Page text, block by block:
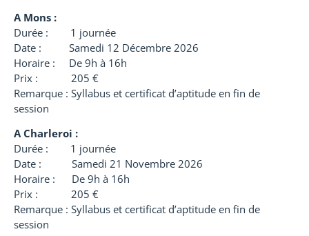
A Mons :
Durée : 1 journée
Date : Samedi 12 Décembre 2026
Horaire : De 9h à 16h
Prix : 205 €
Remarque : Syllabus et certificat d’aptitude en fin de
session
A Charleroi :
Durée : 1 journée
Date : Samedi 21 Novembre 2026
Horaire : De 9h à 16h
Prix : 205 €
Remarque : Syllabus et certificat d’aptitude en fin de
session